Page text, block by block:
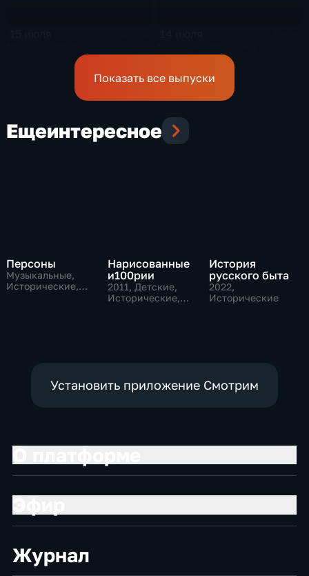
Показать все выпуски
Ещеинтересное
Персоны
Музыкальные,
Исторические,
Нарисованные
и100рии
2011, Детские,
Исторические,
История
русского быта
2022,
Исторические
Установить приложение Смотрим
Журнал